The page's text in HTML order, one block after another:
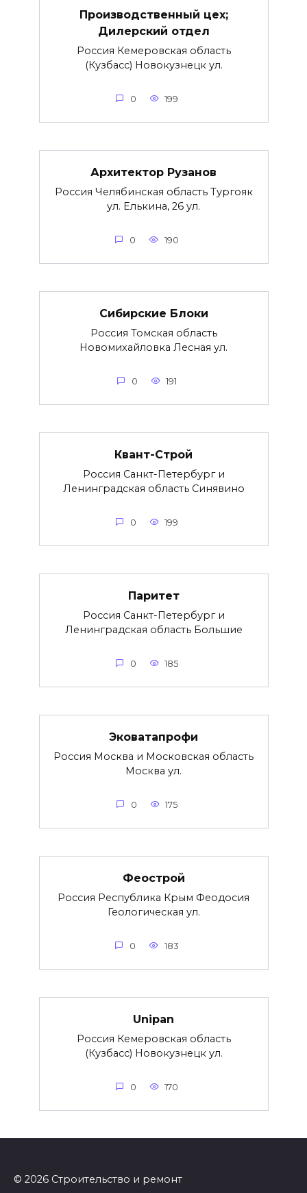
Производственный цех;
Дилерский отдел
Россия Кемеровская область
(Кузбасс) Новокузнецк ул.
0 199
Архитектор Рузанов
Россия Челябинская область Тургояк
ул. Елькина, 26 ул.
0 190
Сибирские Блоки
Россия Томская область
Новомихайловка Лесная ул.
0 191
Квант-Строй
Россия Санкт-Петербург и
Ленинградская область Синявино
0 199
Паритет
Россия Санкт-Петербург и
Ленинградская область Большие
0 185
Эковатапрофи
Россия Москва и Московская область
Москва ул.
0 175
Феострой
Россия Республика Крым Феодосия
Геологическая ул.
0 183
Unipan
Россия Кемеровская область
(Кузбасс) Новокузнецк ул.
0 170
© 2026 Строительство и ремонт